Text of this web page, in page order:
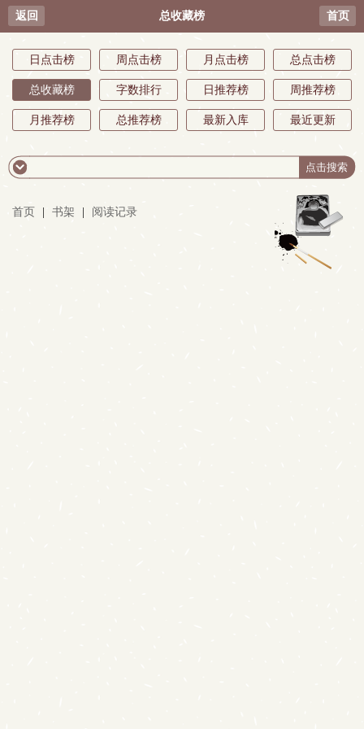
返回 总收藏榜 首页
日点击榜 周点击榜 月点击榜 总点击榜
总收藏榜 字数排行 日推荐榜 周推荐榜
月推荐榜 总推荐榜 最新入库 最近更新
首页 书架 阅读记录